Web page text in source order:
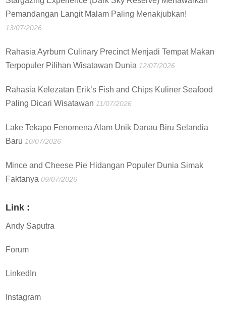
Pemandangan Langit Malam Paling Menakjubkan!
13/07/2026
Rahasia Ayrburn Culinary Precinct Menjadi Tempat Makan
Terpopuler Pilihan Wisatawan Dunia 12/07/2026
Rahasia Kelezatan Erik’s Fish and Chips Kuliner Seafood
Paling Dicari Wisatawan 11/07/2026
Lake Tekapo Fenomena Alam Unik Danau Biru Selandia
Baru 10/07/2026
Mince and Cheese Pie Hidangan Populer Dunia Simak
Faktanya 09/07/2026
Link :
Andy Saputra
Forum
LinkedIn
Instagram